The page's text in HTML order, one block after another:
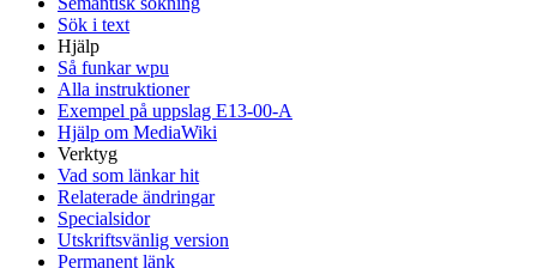
Sök i text
Hjälp
Så funkar wpu
Alla instruktioner
Exempel på uppslag E13-00-A
Hjälp om MediaWiki
Verktyg
Vad som länkar hit
Relaterade ändringar
Specialsidor
Utskriftsvänlig version
Permanent länk